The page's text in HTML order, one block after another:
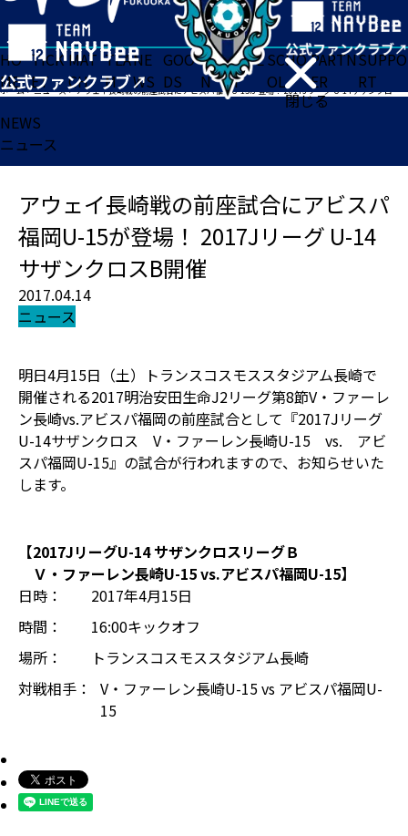
閉じる
HO
ME
TICK
ET
MAT
CH
TEA
M
NE
WS
GOO
DS
FA
N
ACADE
MY
SCHO
OL
PARTN
ER
SUPPO
RT
ホーム>ニュース>アウェイ長崎戦の前座試合にアビスパ福岡U-15が登場！ 2017Jリーグ U-14サザンクロスB開催
NEWS
ニュース
アウェイ長崎戦の前座試合にアビスパ
福岡U-15が登場！ 2017Jリーグ U-14
サザンクロスB開催
2017.04.14
ニュース
明日4月15日（土）トランスコスモススタジアム長崎で
開催される2017明治安田生命J2リーグ第8節V・ファーレ
ン長崎vs.アビスパ福岡の前座試合として『2017Jリーグ
U-14サザンクロス V・ファーレン長崎U-15 vs. アビ
スパ福岡U-15』の試合が行われますので、お知らせいた
します。
【2017JリーグU-14 サザンクロスリーグＢ
Ｖ・ファーレン長崎U-15 vs.アビスパ福岡U-15】
日時：
2017年4月15日
時間：
16:00キックオフ
場所：
トランスコスモススタジアム長崎
対戦相手：
V・ファーレン長崎U-15 vs アビスパ福岡U-
15